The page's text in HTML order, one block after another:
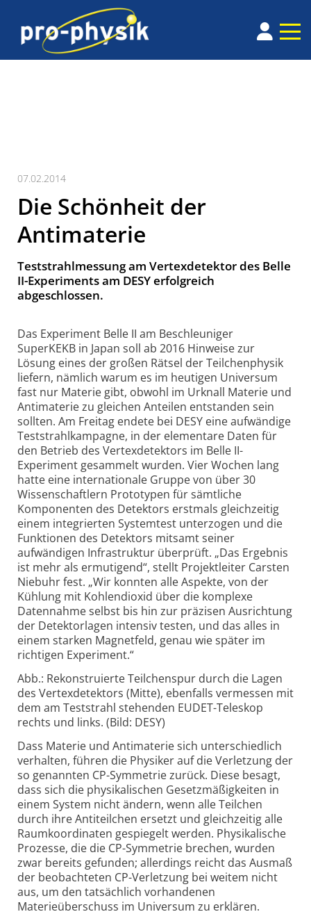
07.02.2014
Die Schönheit der
Antimaterie
Teststrahlmessung am Vertexdetektor des Belle
II-Experiments am DESY erfolgreich
abgeschlossen.
Das Experiment Belle II am Beschleuniger
SuperKEKB in Japan soll ab 2016 Hinweise zur
Lösung eines der großen Rätsel der Teilchenphysik
liefern, nämlich warum es im heutigen Universum
fast nur Materie gibt, obwohl im Urknall Materie und
Antimaterie zu gleichen Anteilen entstanden sein
sollten. Am Freitag endete bei DESY eine aufwändige
Teststrahlkampagne, in der elementare Daten für
den Betrieb des Vertexdetektors im Belle II-
Experiment gesammelt wurden. Vier Wochen lang
hatte eine internationale Gruppe von über 30
Wissenschaftlern Prototypen für sämtliche
Komponenten des Detektors erstmals gleichzeitig
einem integrierten Systemtest unterzogen und die
Funktionen des Detektors mitsamt seiner
aufwändigen Infrastruktur überprüft. „Das Ergebnis
ist mehr als ermutigend“, stellt Projektleiter Carsten
Niebuhr fest. „Wir konnten alle Aspekte, von der
Kühlung mit Kohlendioxid über die komplexe
Datennahme selbst bis hin zur präzisen Ausrichtung
der Detektorlagen intensiv testen, und das alles in
einem starken Magnetfeld, genau wie später im
richtigen Experiment.“
Abb.: Rekonstruierte Teilchenspur durch die Lagen
des Vertexdetektors (Mitte), ebenfalls vermessen mit
dem am Teststrahl stehenden EUDET-Teleskop
rechts und links. (Bild: DESY)
Dass Materie und Antimaterie sich unterschiedlich
verhalten, führen die Physiker auf die Verletzung der
so genannten CP-Symmetrie zurück. Diese besagt,
dass sich die physikalischen Gesetzmäßigkeiten in
einem System nicht ändern, wenn alle Teilchen
durch ihre Antiteilchen ersetzt und gleichzeitig alle
Raumkoordinaten gespiegelt werden. Physikalische
Prozesse, die die CP-Symmetrie brechen, wurden
zwar bereits gefunden; allerdings reicht das Ausmaß
der beobachteten CP-Verletzung bei weitem nicht
aus, um den tatsächlich vorhandenen
Materieüberschuss im Universum zu erklären.